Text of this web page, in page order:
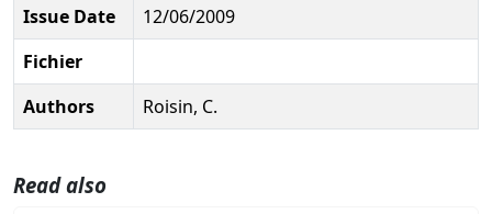
Issue Date
12/06/2009
Fichier
Authors
Roisin, C.
Read also